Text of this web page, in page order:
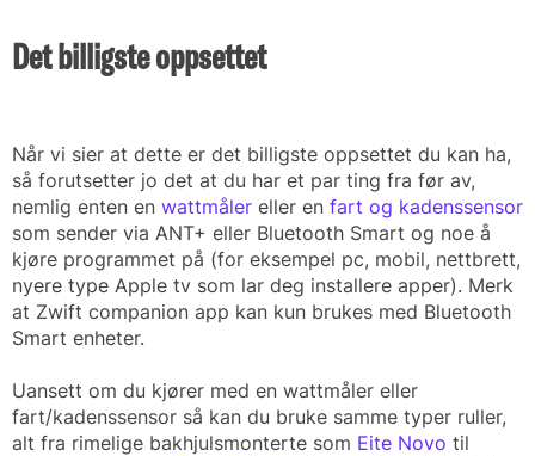
Det billigste oppsettet
Når vi sier at dette er det billigste oppsettet du kan ha,
så forutsetter jo det at du har et par ting fra før av,
nemlig enten en wattmåler eller en fart og kadenssensor
som sender via ANT+ eller Bluetooth Smart og noe å
kjøre programmet på (for eksempel pc, mobil, nettbrett,
nyere type Apple tv som lar deg installere apper). Merk
at Zwift companion app kan kun brukes med Bluetooth
Smart enheter.
Uansett om du kjører med en wattmåler eller
fart/kadenssensor så kan du bruke samme typer ruller,
alt fra rimelige bakhjulsmonterte som Eite Novo til